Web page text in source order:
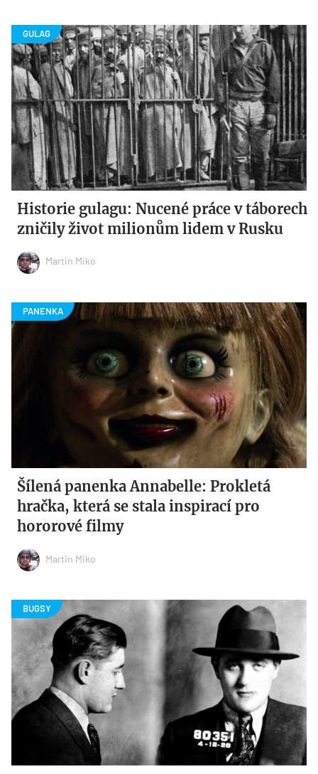
Historie gulagu: Nucené práce v táborech
zničily život milionům lidem v Rusku
Martin Miko
Šílená panenka Annabelle: Prokletá
hračka, která se stala inspirací pro
hororové filmy
Martin Miko